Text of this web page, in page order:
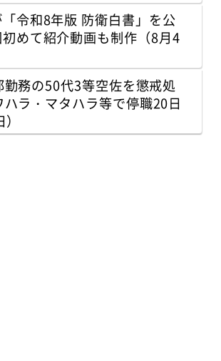
令和8年版 防衛白書」を公
めて紹介動画も制作（8月4
勤務の50代3等空佐を懲戒処
ラ・マタハラ等で停職20日